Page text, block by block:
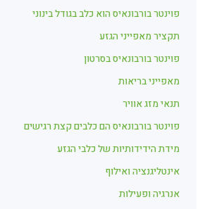
פוינטר בורבונאיס הוא כלב בגודל בינוני
תקציר מאפייני הגזע
פוינטר בורבונאיס בסרטון
מאפייני בריאות
תנאי מזג אוויר
פוינטר בורבונאיס הם כלבים קצת רגישים
מידת הידידותיות של כלבי הגזע
אינטליגנציה ואילוף
אנרגיה ופעילות